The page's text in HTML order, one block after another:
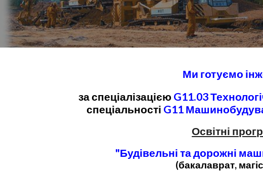
Ми готуємо
заспеціалізацією G11.03
спеціальності G11М
Освітні
"Будівельні та дорожні
(бакалаврат,